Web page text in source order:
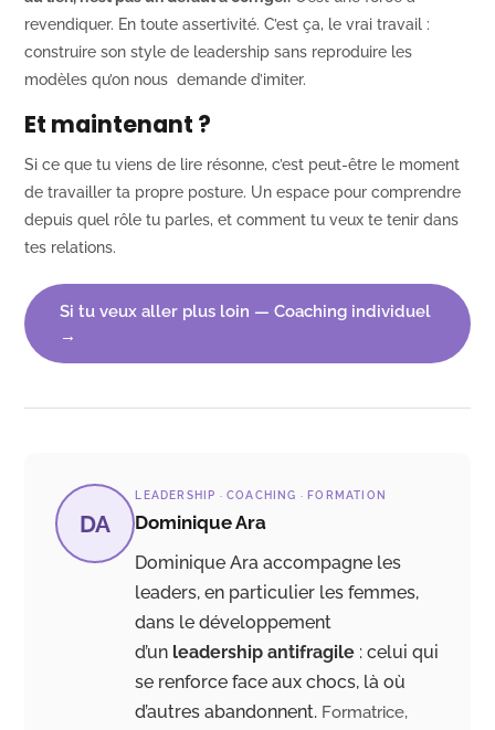
revendiquer. En toute assertivité. C’est ça, le vrai travail :
construire son style de leadership sans reproduire les
modèles qu’on nous demande d’imiter.
Et maintenant ?
Si ce que tu viens de lire résonne, c’est peut-être le moment
de travailler ta propre posture. Un espace pour comprendre
depuis quel rôle tu parles, et comment tu veux te tenir dans
tes relations.
Si tu veux aller plus loin — Coaching individuel
→
DA
LEADERSHIP · COACHING · FORMATION
Dominique Ara
Dominique Ara accompagne les
leaders, en particulier les femmes,
dans le développement
d’un leadership antifragile : celui qui
se renforce face aux chocs, là où
d’autres abandonnent. Formatrice,